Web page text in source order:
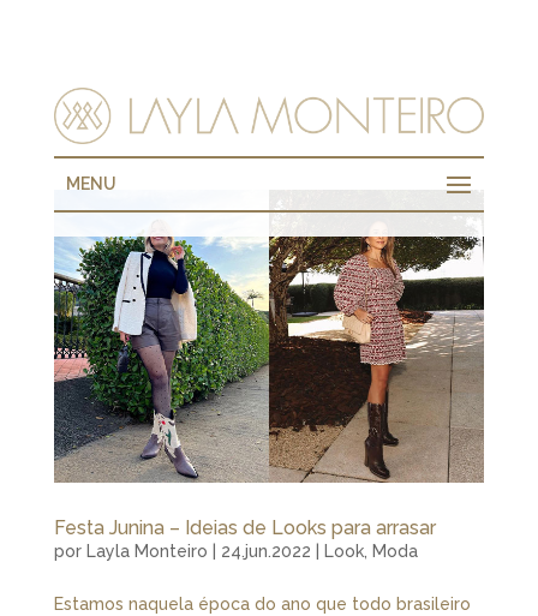
MENU
Festa Junina – Ideias de Looks para arrasar
por Layla Monteiro 24.jun.2022 Look, Moda
Estamos naquela época do ano que todo brasileiro